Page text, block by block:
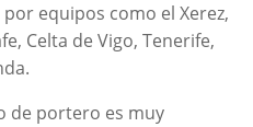
equipos como el Xerez,
Celta de Vigo, Tenerife,
de portero es muy